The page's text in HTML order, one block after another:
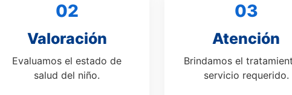
02
Valoración
Evaluamos el estado de
salud del niño.
03
Atención
Brindamos el
servicio requerido.